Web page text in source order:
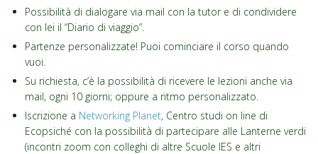
Possibilità di dialogare via mail con la tutor e di condividere
con lei il “Diario di viaggio”.
Partenze personalizzate! Puoi cominciare il corso quando
vuoi.
Su richiesta, c’è la possibilità di ricevere le lezioni anche via
mail, ogni 10 giorni; oppure a ritmo personalizzato.
Iscrizione a Networking Planet, Centro studi on line di
Ecopsiché con la possibilità di partecipare alle Lanterne verdi
(incontri zoom con colleghi di altre Scuole IES e altri